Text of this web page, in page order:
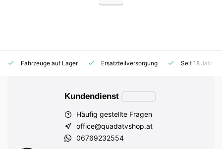
Fahrzeuge auf Lager Ersatzteilversorgung Seit 18
Kundendienst
Häufig gestellte Fragen
office@quadatvshop.at
06769232554